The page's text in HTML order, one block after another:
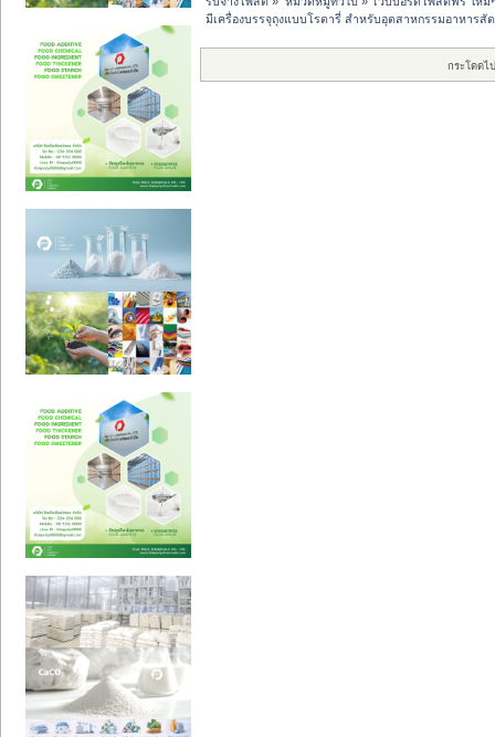
มีเครื่องบรรจุถุงแบบโรตารี่ สำหรับอุตสาหกรรมอาหารสั
กระโดดไ